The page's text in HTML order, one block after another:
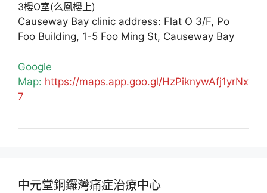
3樓O室(么鳳樓上)
Causeway Bay clinic address: Flat O 3/F, Po
Foo Building, 1-5 Foo Ming St, Causeway Bay
Google
Map: https://maps.app.goo.gl/HzPiknywAfj1yrNx
7
中元堂銅鑼灣痛症治療中心